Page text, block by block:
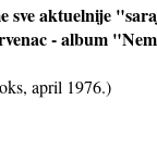
aktuelnije
- album
april 1976.)